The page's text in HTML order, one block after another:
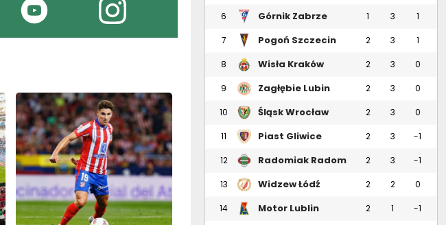
6 Górnik Zabrze 1 3 1
7 Pogoń Szczecin 2 3 1
8 Wisła Kraków 2 3 0
9 Zagłębie Lubin 2 3 0
10 Śląsk Wrocław 2 3 0
11 Piast Gliwice 2 3 -1
12 Radomiak Radom 2 3 -1
13 Widzew Łódź 2 2 0
14 Motor Lublin 2 1 -1